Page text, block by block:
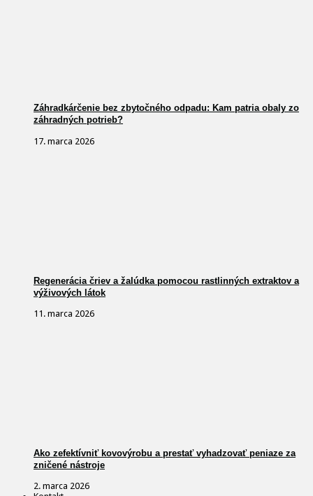
Záhradkárčenie bez zbytočného odpadu: Kam patria obaly zo
záhradných potrieb?
17. marca 2026
Regenerácia čriev a žalúdka pomocou rastlinných extraktov a
výživových látok
11. marca 2026
Ako zefektívniť kovovýrobu a prestať vyhadzovať peniaze za
zničené nástroje
2. marca 2026